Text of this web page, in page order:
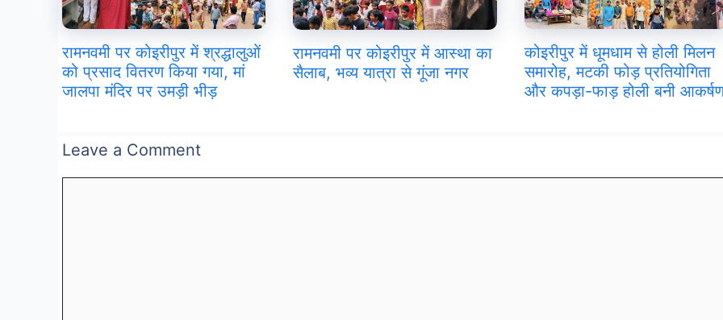
रामनवमी पर कोइरीपुर में श्रद्धालुओं
को प्रसाद वितरण किया गया, मां
जालपा मंदिर पर उमड़ी भीड़
रामनवमी पर कोइरीपुर में आस्था का
सैलाब, भव्य यात्रा से गूंजा नगर
कोइरीपुर में धूमधाम से होली मिलन
समारोह, मटकी फोड़ प्रतियोगिता
और कपड़ा-फाड़ होली बनी
Leave a Comment